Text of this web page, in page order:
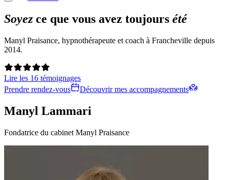
Soyezce que vous avez toujours été
Manyl Praisance, hypnothérapeute et coach à Francheville depuis
2014.
Lire les 16 témoignages
Prendre rendez-vous
Découvrir mes accompagnements
Manyl Lammari
Fondatrice du cabinet Manyl Praisance